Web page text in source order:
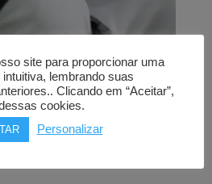
site para proporcionar uma
lembrando suas
Clicando em “Aceitar”,
cookies.
Personalizar